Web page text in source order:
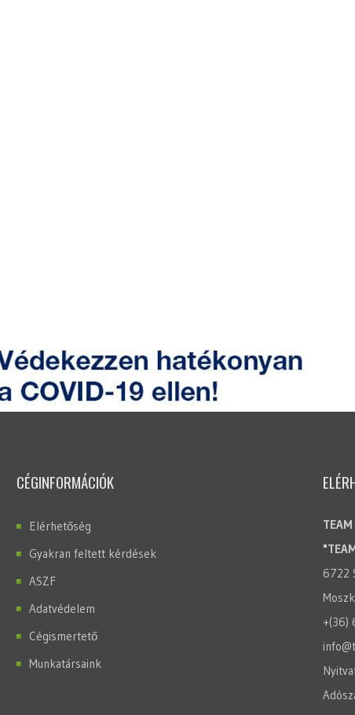
CÉGINFORMÁCIÓK
Elérhetőség
Gyakran feltett kérdések
ASZF
Adatvédelem
Cégismertető
Munkatársaink
6722
+(36)